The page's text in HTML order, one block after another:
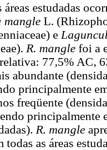
áreas estudadas
mangle L.
e
R. mangle foi a
77,5% AC,
abundante
principalmente
freqüente
principalmente
R. mangle
todas as áreas